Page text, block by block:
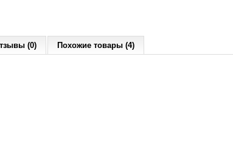
(0) Похожие товары (4)